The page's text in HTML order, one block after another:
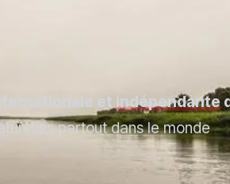
et indépendante
partout dans le monde